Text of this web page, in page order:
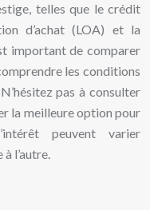
telles que le crédit
d’achat (LOA) et la
important de comparer
les conditions
pas à consulter
la meilleure option pour
peuvent varier
l’autre.